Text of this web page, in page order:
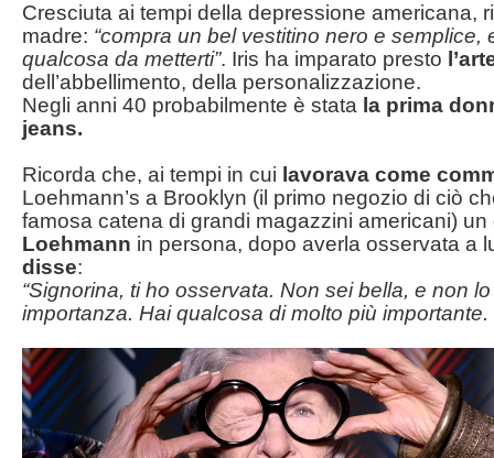
Cresciuta ai tempi della depressione americana,
madre: “compra un bel vestitino nero e semplice,
qualcosa da metterti”. Iris ha imparato presto
dell’abbellimento, della personalizzazione.
Negli anni 40 probabilmente è stata la prima
jeans.
Ricorda che, ai tempi in cui lavorava come
Loehmann’s a Brooklyn (il primo negozio di ciò
famosa catena di grandi magazzini americani) un
Loehmann in persona, dopo averla osservata a
disse:
“Signorina, ti ho osservata. Non sei bella, e non
importanza. Hai qualcosa di molto più importante.